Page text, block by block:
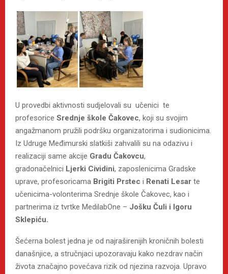
U provedbi aktivnosti sudjelovali su učenici te
profesorice Srednje škole Čakovec, koji su svojim
angažmanom pružili podršku organizatorima i sudionicima.
Iz Udruge Međimurski slatkiši zahvalili su na odazivu i
realizaciji same akcije Gradu Čakovcu,
gradonačelnici Ljerki Cividini, zaposlenicima Gradske
uprave, profesoricama Brigiti Prstec i Renati Lesar te
učenicima-volonterima Srednje škole Čakovec, kao i
partnerima iz tvrtke MedilabOne – Jošku Čuli i Igoru
Sklepiću.
Šećerna bolest jedna je od najraširenijih kroničnih bolesti
današnjice, a stručnjaci upozoravaju kako nezdrav način
života značajno povećava rizik od njezina razvoja. Upravo